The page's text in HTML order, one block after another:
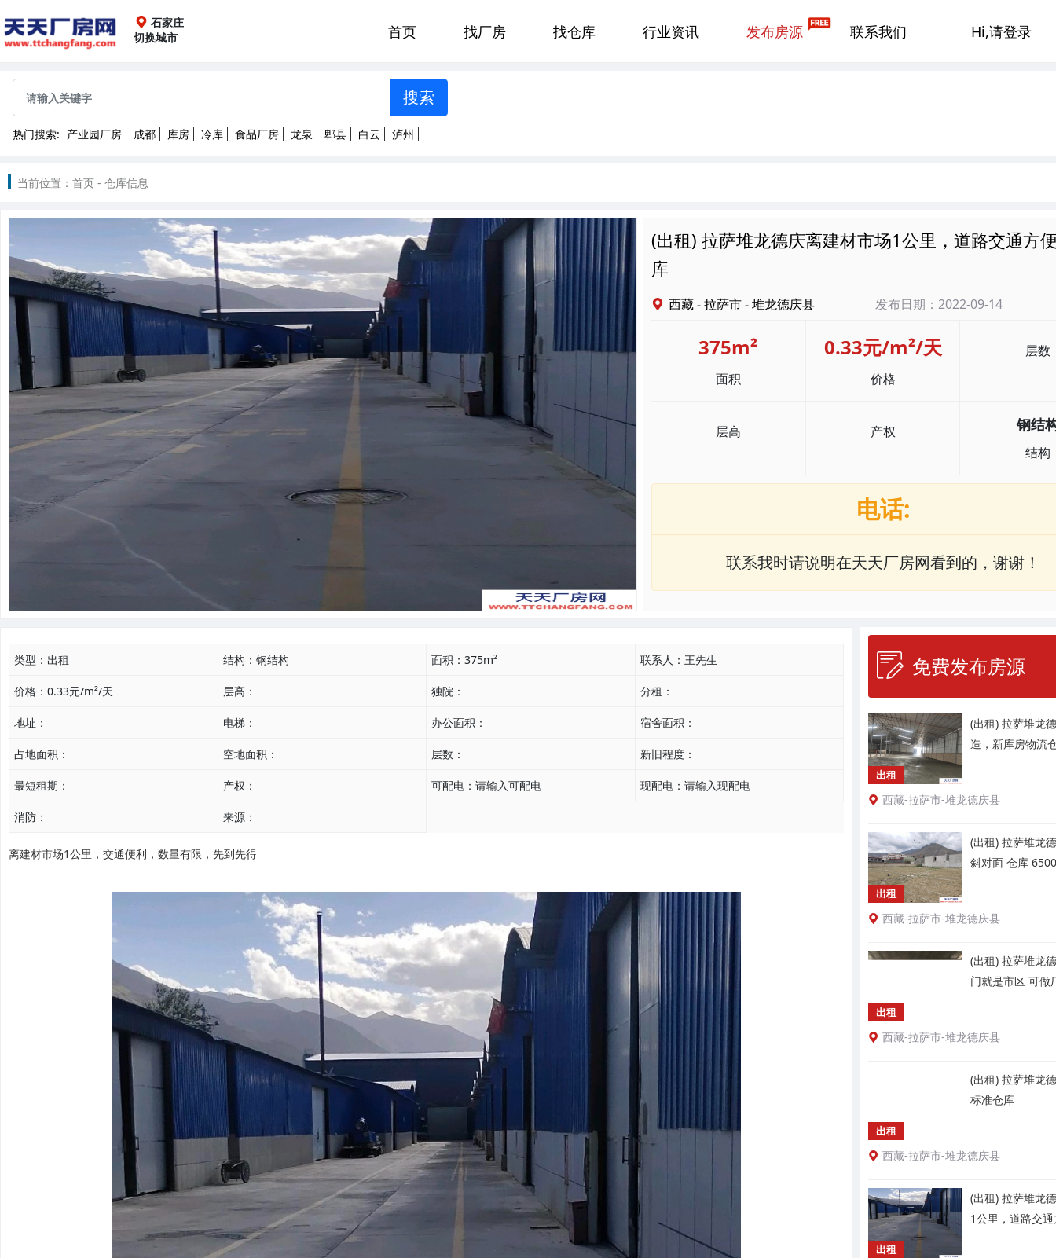
石家庄
切换城市
全国
成都 重庆 上海 广州 郑州 贵阳
北京
天津 石家庄
Hi,请登录
首页 找厂房 找仓库 行业资讯 发布房源 联系我们
热门搜索: 产业园厂房 成都 库房 冷库 食品厂房 龙泉 郫县 白云
泸州
当前位置： 首页 - 仓库信息
(出租) 拉萨堆龙德庆离建材市场1公里，道路交通方
库
西藏-拉萨市-堆龙德庆县 发布日期：2022-09-14
375m²
面积
0.33元/m²/天
价格
层数
层高 产权 钢结
结构
电话:
联系我时请说明在天天厂房网看到的，谢谢！
类型： 出租 结构： 钢结构 面积： 375m² 联系人： 王先生
价格： 0.33元/m²/天 层高： 独院： 分租：
地址： 电梯： 办公面积： 宿舍面积：
占地面积： 空地面积： 层数： 新旧程度：
最短租期： 产权： 可配电： 请输入可配电 现配电： 请输入现配电
消防： 来源：
离建材市场1公里，交通便利，数量有限，先到先得
免费发布房源
出租
(出租) 拉萨堆龙
造，新库房物流
西藏-拉萨市-堆龙德庆县
出租
(出租) 拉萨堆龙
斜对面 仓库
西藏-拉萨市-堆龙德庆县
出租
(出租) 拉萨堆龙
门就是市区 可做
西藏-拉萨市-堆龙德庆县
出租
(出租) 拉萨堆龙
标准仓库
西藏-拉萨市-堆龙德庆县
出租
(出租) 拉萨堆龙
1公里，道路交